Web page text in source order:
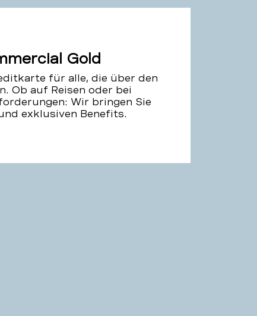
Gold
für alle, die über den
Ob auf Reisen oder bei
Wir bringen Sie
exklusiven Benefits.